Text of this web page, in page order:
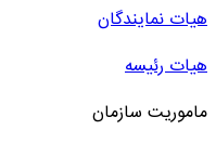
هیات نمایندگان
هیات رئیسه
ماموریت سازمان